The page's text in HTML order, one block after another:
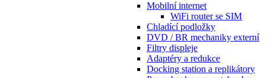
Mobilní internet
WiFi router se SIM
Chladící podložky
DVD / BR mechaniky externí
Filtry displeje
Adaptéry a redukce
Docking station a replikátory